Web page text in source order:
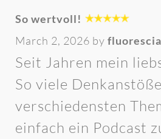
So wertvoll!
March 2, 2026 by fluorescia
Seit Jahren mein
So viele
verschiedensten
einfach ein Podcast